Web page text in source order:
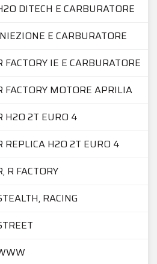
DITECH E CARBURATORE
E CARBURATORE
FACTORY IE E CARBURATORE
FACTORY MOTORE APRILIA
H2O 2T EURO 4
REPLICA H2O 2T EURO 4
R FACTORY
RACING